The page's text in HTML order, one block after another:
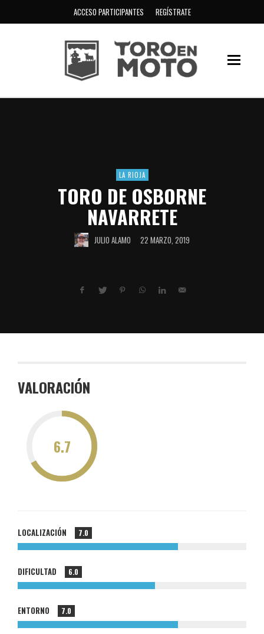
ACCESO PARTICIPANTES REGÍSTRATE
LA RIOJA
TORO DE OSBORNE
NAVARRETE
JULIO ALAMO 22 MARZO, 2019
VALORACIÓN
LOCALIZACIÓN 7.0
DIFICULTAD 6.0
ENTORNO 7.0